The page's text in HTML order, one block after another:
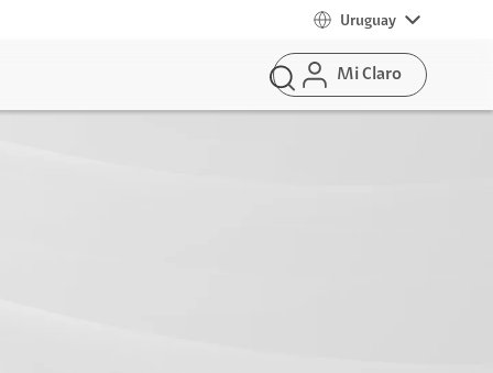
Uruguay
Mi Claro